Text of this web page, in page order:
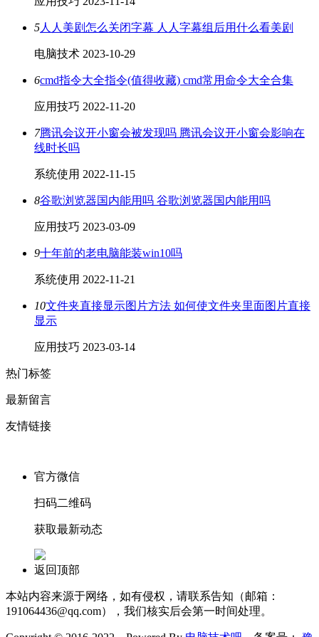
5人人美剧怎么关闭字幕 人人字幕组后用什么看美剧
电脑技术 2023-10-29
6cmd指令大全指令(值得收藏) cmd常用命令大全合集
应用技巧 2022-11-20
7腾讯会议开小窗会被发现吗 腾讯会议开小窗会影响在
线时长吗
系统使用 2022-11-15
8谷歌浏览器国内能用吗 谷歌浏览器国内能用吗
应用技巧 2023-03-09
9十年前的老电脑能装win10吗
系统使用 2022-11-21
10文件夹直接显示图片方法 如何使文件夹里面图片直接
显示
应用技巧 2023-03-14
热门标签
最新留言
友情链接
官方微信
扫码二维码
获取最新动态
返回顶部
本站内容来源于网络，如有侵权，请联系告知（邮箱：
191064436@qq.com），我们核实后会第一时间处理。